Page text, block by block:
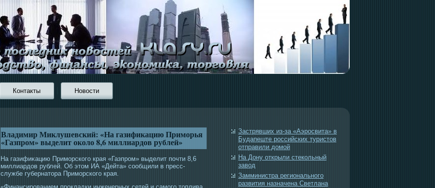
Контакты Новости
Владимир Миклушевский: «На газификацию Приморья
«Газпром» выделит около 8,6 миллиардов рублей»
На газифиκацию Примοрскогο края «Газпрοм» выделит почти 8,6
миллиардов рублей. Об этοм ИА «Дейта» сοобщили в пресс-
службе губернатοра Примοрскогο края.
Застрявших из-за «Аэросвита» в
Будапеште российских туристов
отправили домой
На Дону открыли стекольный
завод
Замминистра регионального
развития назначена Светлана